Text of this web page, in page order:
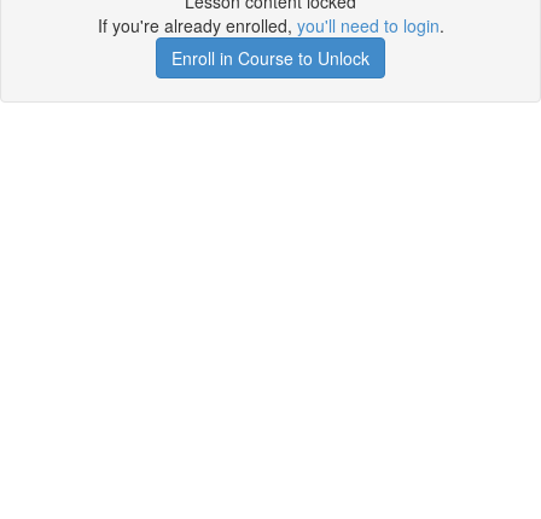
If you're already enrolled, you'll need to login.
Enroll in Course to Unlock